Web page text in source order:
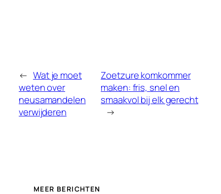
← Wat je moet
weten over
neusamandelen
verwijderen
Zoetzure komkommer
maken: fris, snel en
smaakvol bij elk gerecht
→
MEER BERICHTEN